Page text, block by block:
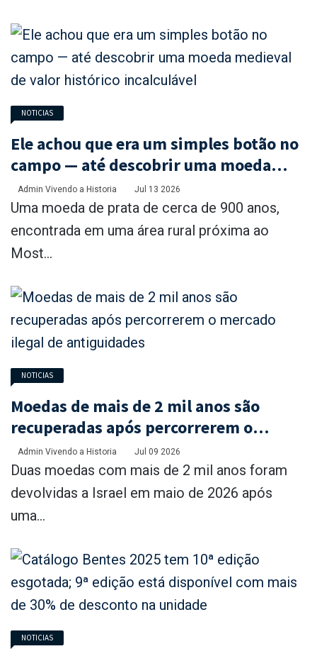
NOTICIAS
Ele achou que era um simples botão no
campo — até descobrir uma moeda
medieval de valor histórico
incalculável
Admin Vivendo a Historia Jul 13 2026
Uma moeda de prata de cerca de 900 anos,
encontrada em uma área rural próxima ao
Most...
NOTICIAS
Moedas de mais de 2 mil anos são
recuperadas após percorrerem o
mercado ilegal de antiguidades
Admin Vivendo a Historia Jul 09 2026
Duas moedas com mais de 2 mil anos foram
devolvidas a Israel em maio de 2026 após
uma...
NOTICIAS